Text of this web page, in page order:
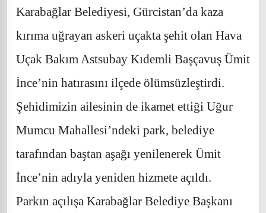
Karabağlar Belediyesi, Gürcistan’da kaza
kırıma uğrayan askeri uçakta şehit olan Hava
Uçak Bakım Astsubay Kıdemli Başçavuş Ümit
İnce’nin hatırasını ilçede ölümsüzleştirdi.
Şehidimizin ailesinin de ikamet ettiği Uğur
Mumcu Mahallesi’ndeki park, belediye
tarafından baştan aşağı yenilenerek Ümit
İnce’nin adıyla yeniden hizmete açıldı.
Parkın açılışa Karabağlar Belediye Başkanı